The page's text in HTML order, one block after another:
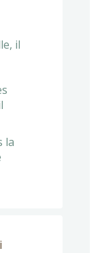
il
la